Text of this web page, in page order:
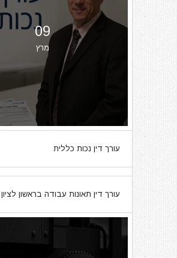
09
מרץ
עורך דין נכות כללית
07
מרץ
עורך דין תאונות עבודה בראשון לציון